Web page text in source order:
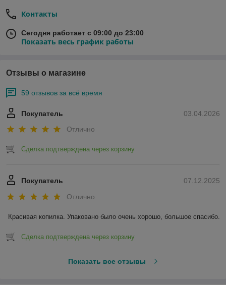
Контакты
Сегодня работает с 09:00 до 23:00
Показать весь график работы
Отзывы о магазине
59 отзывов за всё время
03.04.2026
Покупатель
Отлично
Сделка подтверждена через корзину
07.12.2025
Покупатель
Отлично
Красивая копилка. Упаковано было очень хорошо, большое спасибо.
Сделка подтверждена через корзину
Показать все отзывы